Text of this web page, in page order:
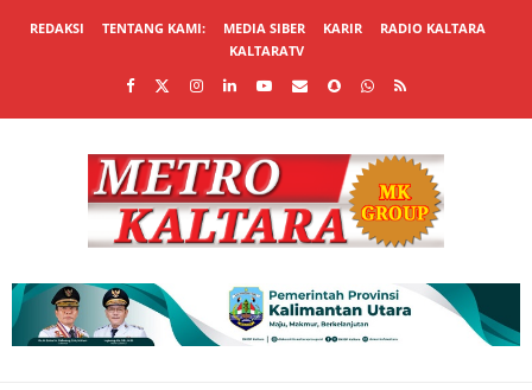
REDAKSI TENTANG KAMI: MEDIA SIBER KARIR
RADIO KALTARA
KALTARATV